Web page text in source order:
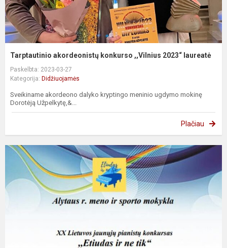
Tarptautinio akordeonistų konkurso ,,Vilnius 2023“ laureatė
Paskelbta: 2023-03-27
Kategorija: Didžiuojamės
Sveikiname akordeono dalyko kryptingo meninio ugdymo mokinę
Dorotėją Užpelkytę,&...
Plačiau